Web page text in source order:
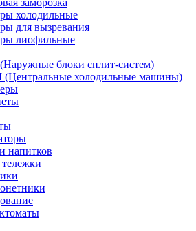
заморозка
холодильные
для вызревания
лиофильные
блоки сплит-систем)
холодильные машины)
напитков